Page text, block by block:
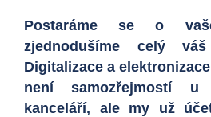
Postaráme se o
zjednodušíme celý
Digitalizace a
není samozřejmostí u
kanceláří, ale my už